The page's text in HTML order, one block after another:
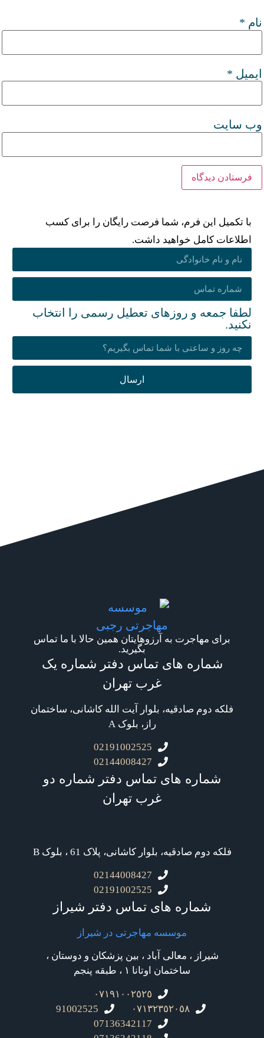
نام *
ایمیل *
وب‌ سایت
با تکمیل این فرم، شما فرصت رایگان را برای کسب
اطلاعات کامل خواهید داشت.
لطفا جمعه و روزهای تعطیل رسمی را انتخاب
نکنید.
ارسال
برای مهاجرت به آرزوهایتان همین حالا با ما تماس
بگیرید.
شماره های تماس دفتر شماره یک
غرب تهران
فلکه دوم صادقیه، بلوار آیت الله کاشانی، ساختمان
راز، بلوک A
02191002525
02144008427
شماره های تماس دفتر شماره دو
غرب تهران
فلکه دوم صادقیه، بلوار کاشانی، پلاک 61 ، بلوک B
02144008427
02191002525
شماره های تماس دفتر شیراز
موسسه مهاجرتی در شیراز
شیراز ، معالی آباد ، بین پزشکان و دوستان ،
ساختمان اوتانا ۱ ، طبقه پنجم
٠٧١٩١٠٠٢٥٢٥
٠٧١٣٢٣٥٢٠٥٨
91002525
07136342117